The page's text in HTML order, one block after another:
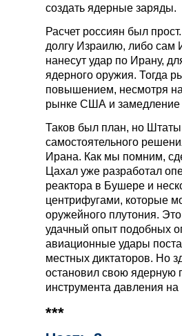
создать ядерные заряды.
Расчет россиян был
долгу Израилю, либо сам
нанесут удар по Ирану,
ядерного оружия. Тогда
повышением, несмотря
рынке США и замедление
Таков был план, но
самостоятельного
Ирана. Как мы помним,
Цахал уже разработал
реактора в Бушере и
центрифугами, которые
оружейного плутония.
удачный опыт подобных
авиационные удары
местных диктаторов. Но
остановил свою ядерную
инструмента давления
***